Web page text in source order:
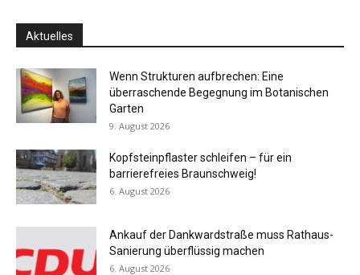
Aktuelles
Wenn Strukturen aufbrechen: Eine
überraschende Begegnung im Botanischen
Garten
9. August 2026
Kopfsteinpflaster schleifen – für ein
barrierefreies Braunschweig!
6. August 2026
Ankauf der Dankwardstraße muss Rathaus-
Sanierung überflüssig machen
6. August 2026